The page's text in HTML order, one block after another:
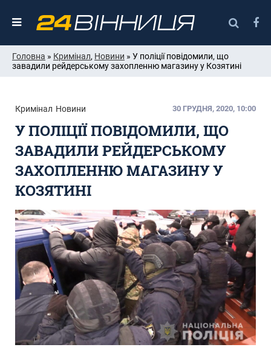
Головна » Кримінал, Новини » У поліції повідомили, що
завадили рейдерському захопленню магазину у Козятині
Кримінал Новини 30 ГРУДНЯ, 2020, 10:00
У ПОЛІЦІЇ ПОВІДОМИЛИ, ЩО
ЗАВАДИЛИ РЕЙДЕРСЬКОМУ
ЗАХОПЛЕННЮ МАГАЗИНУ У
КОЗЯТИНІ